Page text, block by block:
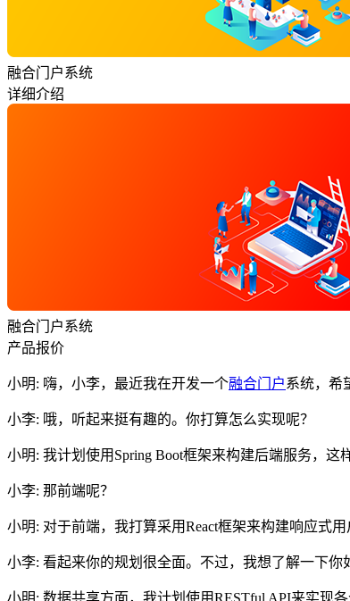
融合门户系统
详细介绍
融合门户系统
产品报价
小明: 嗨，小李，最近我在开发一个融合门户系统，希
小李: 哦，听起来挺有趣的。你打算怎么实现呢？
小明: 我计划使用Spring Boot框架来构建后端服务，这
小李: 那前端呢？
小明: 对于前端，我打算采用React框架来构建响应式
小李: 看起来你的规划很全面。不过，我想了解一下你
小明: 数据共享方面，我计划使用RESTful API来实现